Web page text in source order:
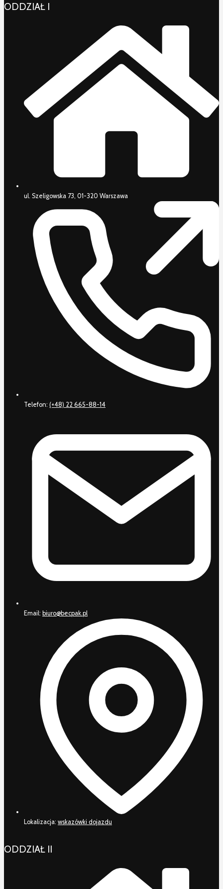
ODDZIAŁ I
ul. Szeligowska 73, 01-320 Warszawa
Telefon: (+48) 22 665-88-14
Email: biuro@becpak.pl
Lokalizacja: wskazówki dojazdu
ODDZIAŁ II